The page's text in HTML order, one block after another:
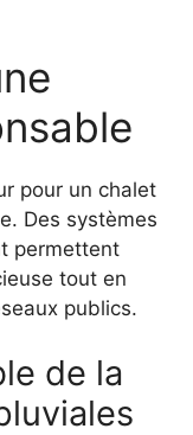
pour un chalet
Des systèmes
permettent
tout en
publics.
de la